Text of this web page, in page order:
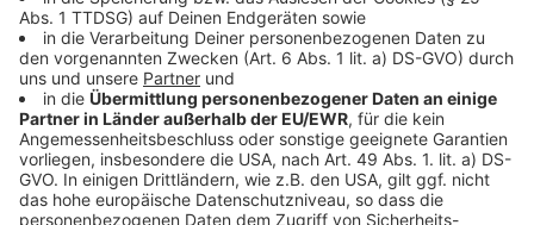
sehen, wie effektiv er seine Pläne realisieren kann und
welche politischen und rechtlichen Herausforderungen
dabei gemeistert werden müssen.
Autoren: José Narciandi & Joachim Schultheis
Anzeige